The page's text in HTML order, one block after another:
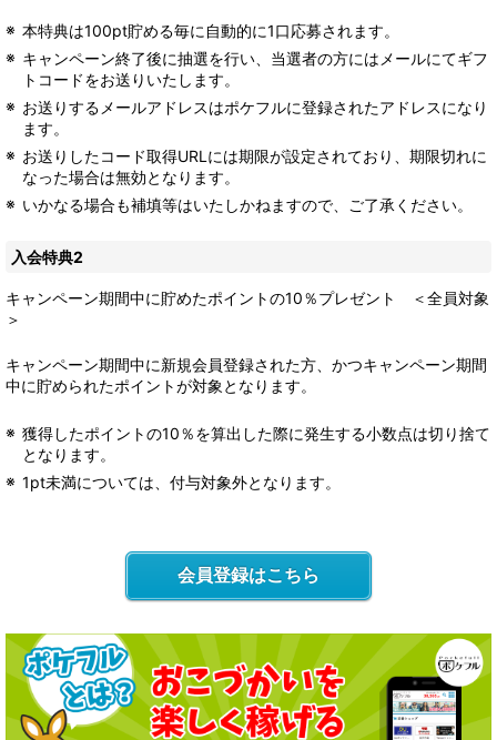
本特典は100pt貯める毎に自動的に1口応募されます。
キャンペーン終了後に抽選を行い、当選者の方にはメールにてギフ
トコードをお送りいたします。
お送りするメールアドレスはポケフルに登録されたアドレスになり
ます。
お送りしたコード取得URLには期限が設定されており、期限切れに
なった場合は無効となります。
いかなる場合も補填等はいたしかねますので、ご了承ください。
入会特典2
キャンペーン期間中に貯めたポイントの10％プレゼント ＜全員対象
＞
キャンペーン期間中に新規会員登録された方、かつキャンペーン期間
中に貯められたポイントが対象となります。
獲得したポイントの10％を算出した際に発生する小数点は切り捨て
となります。
1pt未満については、付与対象外となります。
会員登録はこちら